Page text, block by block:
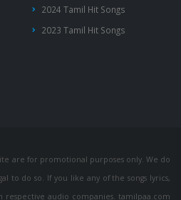
2024 Tamil Hit Songs
2023 Tamil Hit Songs
are for promotional purposes only. We do
to do so. If you like any of the songs lyrics,
respective audio companies. tamilpaa.com